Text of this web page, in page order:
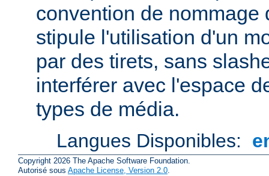
convention de nommage
stipule l'utilisation d'un
par des tirets, sans
interférer avec l'espace
types de média.
Langues Disponibles:
Copyright 2026 The Apache Software Foundation.
Autorisé sous Apache License, Version 2.0.